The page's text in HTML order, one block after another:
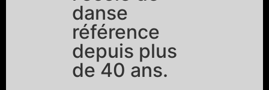
danse
référence
depuis plus
de 40 ans.